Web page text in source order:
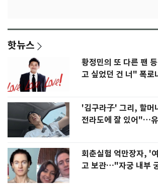
핫뉴스
황정민의 또 다른 팬
고 싶었던 건 너" 폭로
'김구라子' 그리, 할머
전라도에 잘 있어"…
회춘실험 억만장자, '여친
고 보관…"자궁 내부